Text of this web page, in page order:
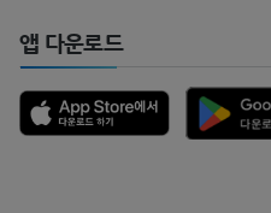
앱 다운로드